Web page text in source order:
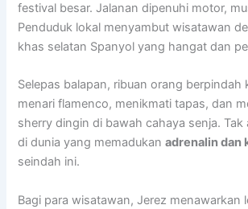
festival besar. Jalanan dipenuhi motor,
Penduduk lokal menyambut wisatawan
khas selatan Spanyol yang hangat dan
Selepas balapan, ribuan orang
menari flamenco, menikmati tapas, dan
sherry dingin di bawah cahaya senja. Tak
di dunia yang memadukanadrenalin dan
seindah ini.
Bagi para wisatawan, Jerez menawarkan